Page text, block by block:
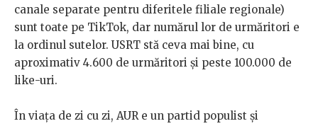
canale separate pentru diferitele filiale regionale)
sunt toate pe TikTok, dar numărul lor de urmăritori e
la ordinul sutelor. USRT stă ceva mai bine, cu
aproximativ 4.600 de urmăritori și peste 100.000 de
like-uri.
În viața de zi cu zi, AUR e un partid populist și